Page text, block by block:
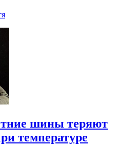
шины теряют
температуре